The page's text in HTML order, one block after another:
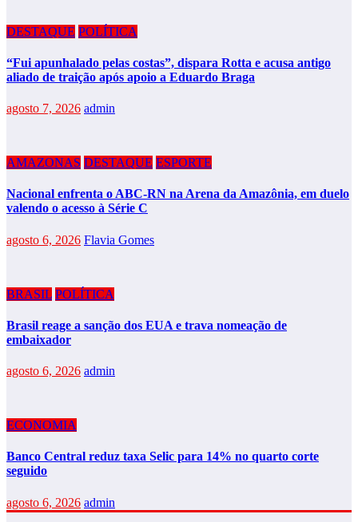
DESTAQUE POLÍTICA
“Fui apunhalado pelas costas”, dispara Rotta e acusa antigo
aliado de traição após apoio a Eduardo Braga
agosto 7, 2026 admin
AMAZONAS DESTAQUE ESPORTE
Nacional enfrenta o ABC-RN na Arena da Amazônia, em duelo
valendo o acesso à Série C
agosto 6, 2026 Flavia Gomes
BRASIL POLÍTICA
Brasil reage a sanção dos EUA e trava nomeação de
embaixador
agosto 6, 2026 admin
ECONOMIA
Banco Central reduz taxa Selic para 14% no quarto corte
seguido
agosto 6, 2026 admin